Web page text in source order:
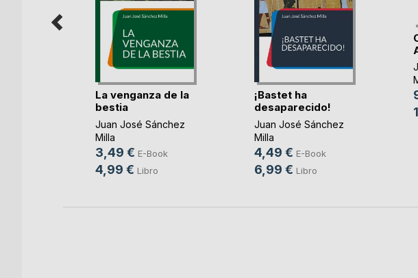
La venganza de la
bestia
Juan José Sánchez
Milla
3,49 € E-Book
4,99 € Libro
¡Bastet ha
desaparecido!
Juan José Sánchez
Milla
4,49 € E-Book
6,99 € Libro